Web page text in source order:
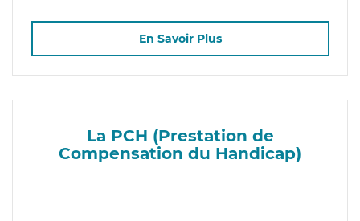
En Savoir Plus
La PCH (Prestation de
Compensation du Handicap)